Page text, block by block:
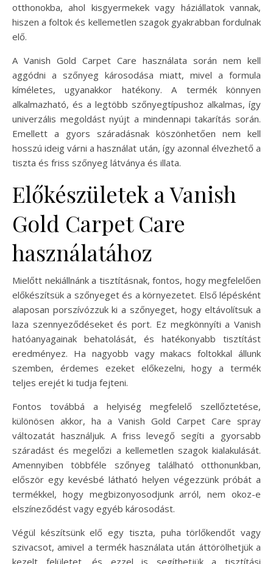
otthonokba, ahol kisgyermekek vagy háziállatok vannak,
hiszen a foltok és kellemetlen szagok gyakrabban fordulnak
elő.
A Vanish Gold Carpet Care használata során nem kell
aggódni a szőnyeg károsodása miatt, mivel a formula
kíméletes, ugyanakkor hatékony. A termék könnyen
alkalmazható, és a legtöbb szőnyegtípushoz alkalmas, így
univerzális megoldást nyújt a mindennapi takarítás során.
Emellett a gyors száradásnak köszönhetően nem kell
hosszú ideig várni a használat után, így azonnal élvezhető a
tiszta és friss szőnyeg látványa és illata.
Előkészületek a Vanish
Gold Carpet Care
használatához
Mielőtt nekiállnánk a tisztításnak, fontos, hogy megfelelően
előkészítsük a szőnyeget és a környezetet. Első lépésként
alaposan porszívózzuk ki a szőnyeget, hogy eltávolítsuk a
laza szennyeződéseket és port. Ez megkönnyíti a Vanish
hatóanyagainak behatolását, és hatékonyabb tisztítást
eredményez. Ha nagyobb vagy makacs foltokkal állunk
szemben, érdemes ezeket előkezelni, hogy a termék
teljes erejét ki tudja fejteni.
Fontos továbbá a helyiség megfelelő szellőztetése,
különösen akkor, ha a Vanish Gold Carpet Care spray
változatát használjuk. A friss levegő segíti a gyorsabb
száradást és megelőzi a kellemetlen szagok kialakulását.
Amennyiben többféle szőnyeg található otthonunkban,
először egy kevésbé látható helyen végezzünk próbát a
termékkel, hogy megbizonyosodjunk arról, nem okoz-e
elszíneződést vagy egyéb károsodást.
Végül készítsünk elő egy tiszta, puha törlőkendőt vagy
szivacsot, amivel a termék használata után áttörölhetjük a
kezelt felületet, és ezzel is segíthetjük a tisztítási